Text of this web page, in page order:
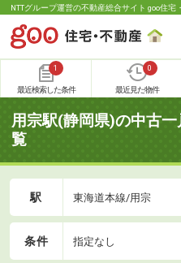
NTTグループ運営の不動産総合サイト goo住宅
1
最近検索した条件
0
最近見た物件
用宗駅(静岡県)の中古
覧
駅 東海道本線/用宗
条件 指定なし